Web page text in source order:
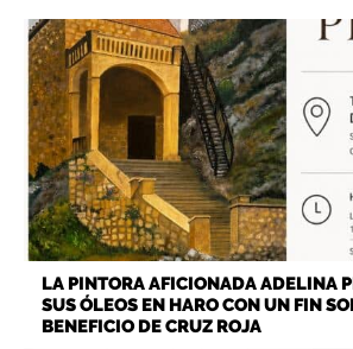
LA PINTORA AFICIONADA ADELINA
SUS ÓLEOS EN HARO CON UN FIN
BENEFICIO DE CRUZ ROJA